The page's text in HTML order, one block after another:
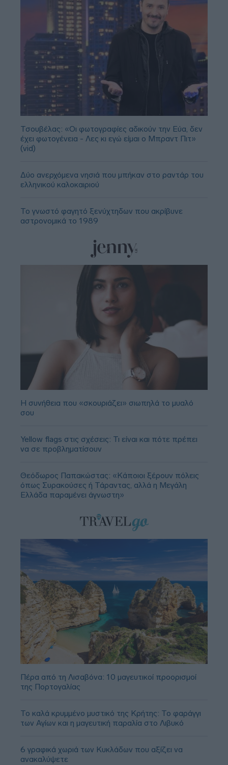
Τσουβέλας: «Οι φωτογραφίες αδικούν την Εύα, δεν
έχει φωτογένεια - Λες κι εγώ είμαι ο Μπραντ Πιτ»
(vid)
Δύο ανερχόμενα νησιά που μπήκαν στο ραντάρ του
ελληνικού καλοκαιριού
Το γνωστό φαγητό ξενύχτηδων που ακρίβυνε
αστρονομικά το 1989
Η συνήθεια που «σκουριάζει» σιωπηλά το μυαλό
σου
Yellow flags στις σχέσεις: Τι είναι και πότε πρέπει
να σε προβληματίσουν
Θεόδωρος Παπακώστας: «Κάποιοι ξέρουν πόλεις
όπως Συρακούσες ή Τάραντας, αλλά η Μεγάλη
Ελλάδα παραμένει άγνωστη»
Πέρα από τη Λισαβόνα: 10 μαγευτικοί προορισμοί
της Πορτογαλίας
Το καλά κρυμμένο μυστικό της Κρήτης: Το φαράγγι
των Αγίων και η μαγευτική παραλία στο Λιβυκό
6 γραφικά χωριά των Κυκλάδων που αξίζει να
ανακαλύψετε